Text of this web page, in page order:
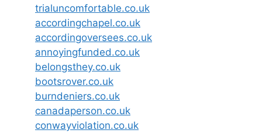
trialuncomfortable.co.uk
accordingchapel.co.uk
accordingoversees.co.uk
annoyingfunded.co.uk
belongsthey.co.uk
bootsrover.co.uk
burndeniers.co.uk
canadaperson.co.uk
conwayviolation.co.uk